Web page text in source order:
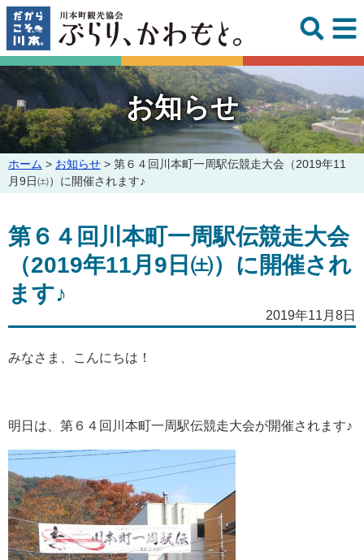
このページの本文へ
お知らせ
こ
の
ジ
の
置:
ホーム > お知らせ > 第６４回川本町一周駅伝競走大会（2019年11
月9日㈯）に開催されます♪
第６４回川本町一周駅伝競走大会
（2019年11月9日㈯）に開催され
ます♪
2019年11月8日
みなさま、こんにちは！
明日は、第６４回川本町一周駅伝競走大会が開催されます♪